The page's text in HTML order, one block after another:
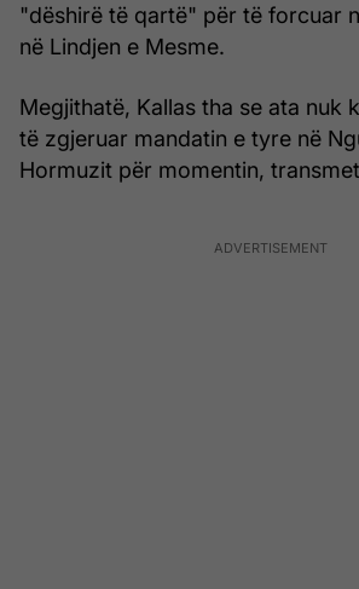
"dëshirë të qartë" për të forcuar
në Lindjen e Mesme.
Megjithatë, Kallas tha se ata nuk
të zgjeruar mandatin e tyre në
Hormuzit për momentin,